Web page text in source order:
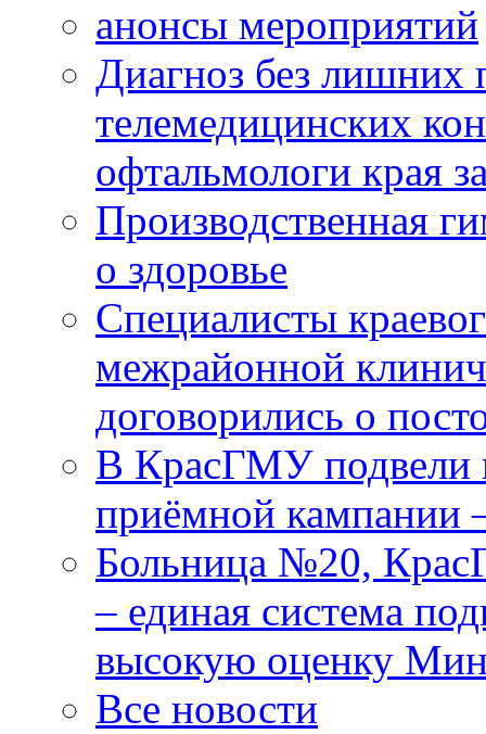
анонсы мероприятий
Диагноз без лишних
телемедицинских
офтальмологи края
Производственная
о здоровье
Специалисты
межрайонной
договорились о
В КрасГМУ подвели
приёмной кампании
Больница №20,
– единая система
высокую оценку
Все новости